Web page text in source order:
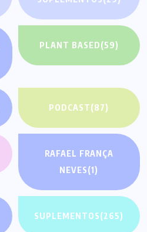
PLANT BASED(59)
PODCAST(87)
RAFAEL FRANÇA
NEVES(1)
SUPLEMENTOS(265)